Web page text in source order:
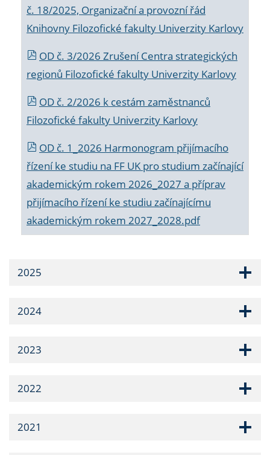
č. 18/2025, Organizační a provozní řád
Knihovny Filozofické fakulty Univerzity Karlovy
OD č. 3/2026 Zrušení Centra strategických
regionů Filozofické fakulty Univerzity Karlovy
OD č. 2/2026 k cestám zaměstnanců
Filozofické fakulty Univerzity Karlovy
OD č. 1_2026 Harmonogram přijímacího
řízení ke studiu na FF UK pro studium začínající
akademickým rokem 2026_2027 a příprav
přijímacího řízení ke studiu začínajícímu
akademickým rokem 2027_2028.pdf
2025
2024
2023
2022
2021